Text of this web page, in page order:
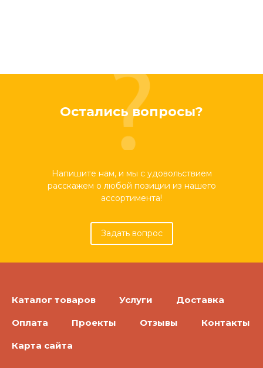
Остались вопросы?
Напишите нам, и мы с удовольствием
расскажем о любой позиции из нашего
ассортимента!
Задать вопрос
Каталог товаров Услуги Доставка
Оплата Проекты Отзывы Контакты
Карта сайта